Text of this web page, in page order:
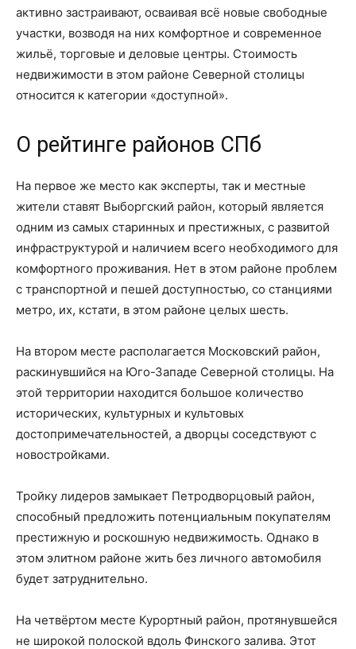
активно застраивают, осваивая всё новые свободные
участки, возводя на них комфортное и современное
жильё, торговые и деловые центры. Стоимость
недвижимости в этом районе Северной столицы
относится к категории «доступной».
О рейтинге районов СПб
На первое же место как эксперты, так и местные
жители ставят Выборгский район, который является
одним из самых старинных и престижных, с развитой
инфраструктурой и наличием всего необходимого для
комфортного проживания. Нет в этом районе проблем
с транспортной и пешей доступностью, со станциями
метро, их, кстати, в этом районе целых шесть.
На втором месте располагается Московский район,
раскинувшийся на Юго-Западе Северной столицы. На
этой территории находится большое количество
исторических, культурных и культовых
достопримечательностей, а дворцы соседствуют с
новостройками.
Тройку лидеров замыкает Петродворцовый район,
способный предложить потенциальным покупателям
престижную и роскошную недвижимость. Однако в
этом элитном районе жить без личного автомобиля
будет затруднительно.
На четвёртом месте Курортный район, протянувшейся
не широкой полоской вдоль Финского залива. Этот